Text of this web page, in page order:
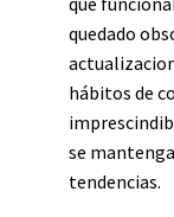
quedado
hábitos de
se
tendencias.